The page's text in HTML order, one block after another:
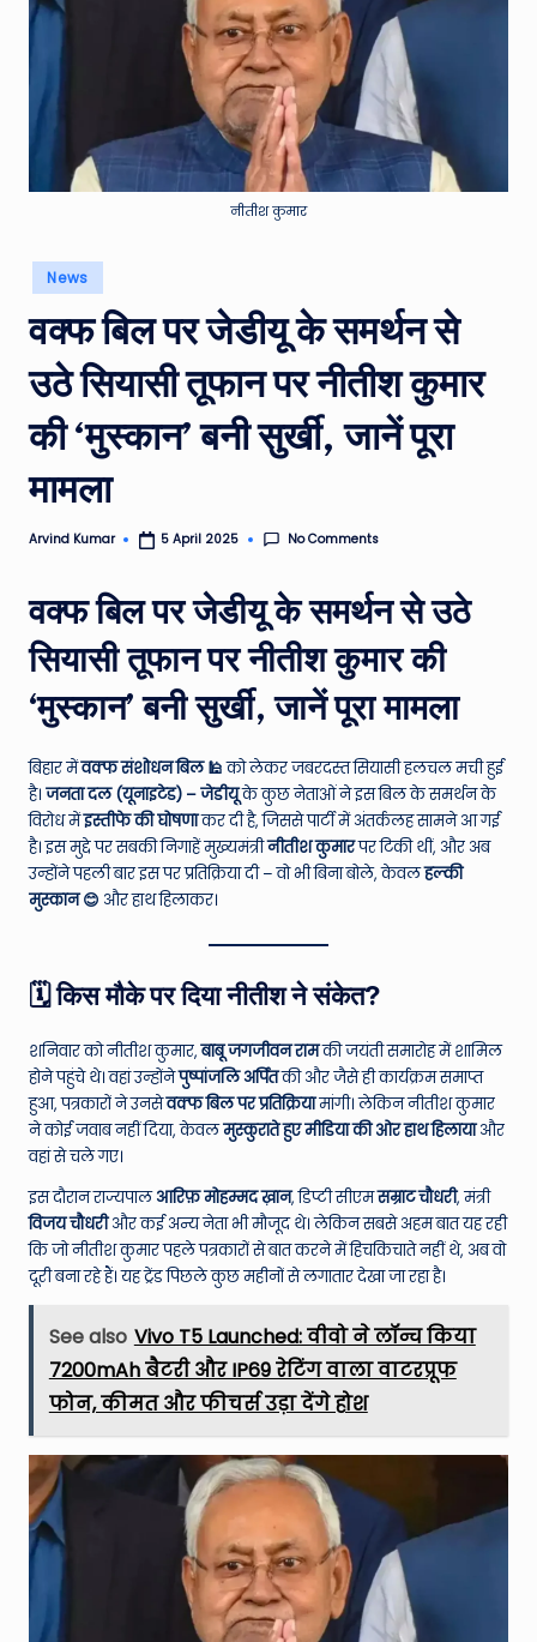
e
h
e
c
h
&
M
o
vi
N
e
w
s
A
ro
u
n
d
h
e
W
o
rl
d
नीतीश कुमार
Posted
in
News
वक्फ बिल पर जेडीयू के समर्थन से
उठे सियासी तूफान पर नीतीश कुमार
की ‘मुस्कान’ बनी सुर्खी, जानें पूरा
मामला
Posted
Arvind Kumar 5 April 2025 No Comments
वक्फ बिल पर जेडीयू के समर्थन से उठे
सियासी तूफान पर नीतीश कुमार की
‘मुस्कान’ बनी सुर्खी, जानें पूरा मामला
बिहार मेंवक्फ संशोधन बिल 🕌को लेकर जबरदस्त सियासी हलचल मची हुई
है। जनता दल (यूनाइटेड) – जेडीयूके कुछ नेताओं ने इस बिल के समर्थन के
विरोध मेंइस्तीफे की घोषणाकर दी है, जिससे पार्टी में अंतर्कलह सामने आ गई
है। इस मुद्दे पर सबकी निगाहें मुख्यमंत्रीनीतीश कुमारपर टिकी थीं, और अब
उन्होंने पहली बार इस पर प्रतिक्रिया दी – वो भी बिना बोले, केवलहल्की
मुस्कान 😊 और हाथ हिलाकर।
🗓️ किस मौके पर दिया नीतीश ने संकेत?
शनिवार को नीतीश कुमार,बाबू जगजीवन रामकी जयंती समारोह में शामिल
होने पहुंचे थे। वहां उन्होंनेपुष्पांजलि अर्पितकी और जैसे ही कार्यक्रम समाप्त
हुआ, पत्रकारों ने उनसेवक्फ बिल पर प्रतिक्रियामांगी। लेकिन नीतीश कुमार
ने कोई जवाब नहीं दिया, केवलमुस्कुराते हुए मीडिया की ओर हाथ हिलायाऔर
वहां से चले गए।
इस दौरान राज्यपालआरिफ़ मोहम्मद ख़ान, डिप्टी सीएमसम्राट चौधरी, मंत्री
विजय चौधरीऔर कई अन्य नेता भी मौजूद थे। लेकिन सबसे अहम बात यह रही
कि जो नीतीश कुमार पहले पत्रकारों से बात करने में हिचकिचाते नहीं थे, अब वो
दूरी बना रहे हैं। यह ट्रेंड पिछले कुछ महीनों से लगातार देखा जा रहा है।
See also Vivo T5 Launched: वीवो ने लॉन्च किया
7200mAh बैटरी और IP69 रेटिंग वाला वाटरप्रूफ
फोन, कीमत और फीचर्स उड़ा देंगे होश